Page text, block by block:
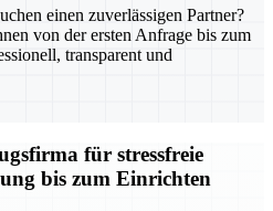
einen zuverlässigen Partner?
von der ersten Anfrage bis zum
transparent und
für stressfreie
bis zum Einrichten